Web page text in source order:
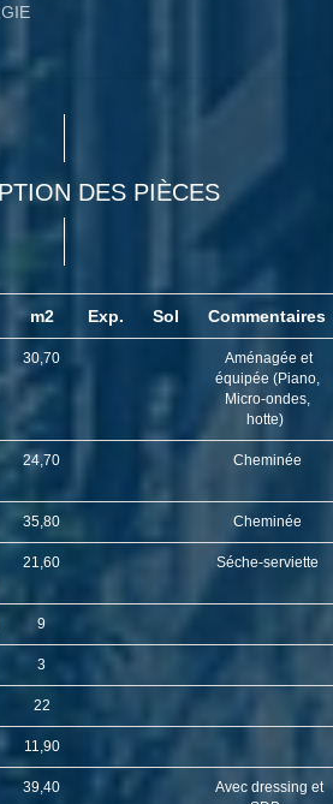
DES PIÈCES
m2 Exp. Sol Commentaires
30,70
Aménagée et
équipée (Piano,
Micro-ondes,
hotte)
24,70 Cheminée
35,80 Cheminée
21,60 Séche-serviette
9
3
22
11,90
39,40
Avec dressing et